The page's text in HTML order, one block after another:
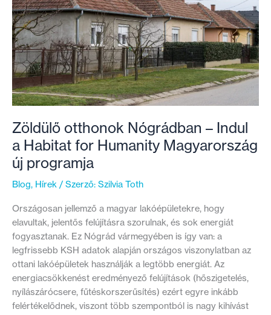
Zöldülő otthonok Nógrádban – Indul
a Habitat for Humanity Magyarország
új programja
Blog, Hírek / Szerző: Szilvia Toth
Országosan jellemző a magyar lakóépületekre, hogy
elavultak, jelentős felújításra szorulnak, és sok energiát
fogyasztanak. Ez Nógrád vármegyében is így van: a
legfrissebb KSH adatok alapján országos viszonylatban az
ottani lakóépületek használják a legtöbb energiát. Az
energiacsökkenést eredményező felújítások (hőszigetelés,
nyílászárócsere, fűtéskorszerűsítés) ezért egyre inkább
felértékelődnek, viszont több szempontból is nagy kihívást